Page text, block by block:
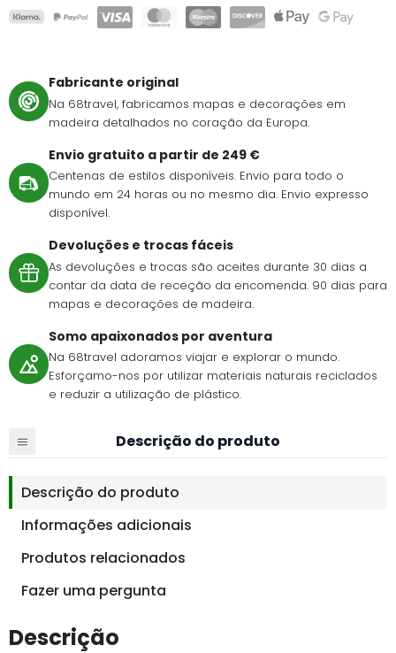
Fabricante original
Na 68travel, fabricamos mapas e decorações em
madeira detalhados no coração da Europa.
Envio gratuito a partir de 249 €
Centenas de estilos disponíveis. Envio para todo o
mundo em 24 horas ou no mesmo dia. Envio expresso
disponível.
Devoluções e trocas fáceis
As devoluções e trocas são aceites durante 30 dias a
contar da data de receção da encomenda. 90 dias para
mapas e decorações de madeira.
Somo apaixonados por aventura
Na 68travel adoramos viajar e explorar o mundo.
Esforçamo-nos por utilizar materiais naturais reciclados
e reduzir a utilização de plástico.
Descrição do produto
Descrição do produto
Informações adicionais
Produtos relacionados
Fazer uma pergunta
Descrição